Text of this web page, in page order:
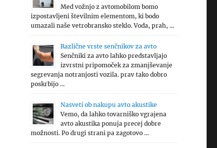
Med vožnjo z avtomobilom bomo
izpostavljeni številnim elementom, ki bodo
umazali naše vetrobransko steklo. Voda, prah, …
Različne vrste senčnikov za avto
Senčniki za avto lahko predstavljajo
izvrstni pripomoček za zmanjševanje
segrevanja notranjosti vozila. prav tako dobro
poskrbijo …
Nasveti ob nakupu avto akustike
Vemo, da lahko tovarniško vgrajena
avto akustika ponuja precej dobre
možnosti. Po drugi strani pa zagotovo …